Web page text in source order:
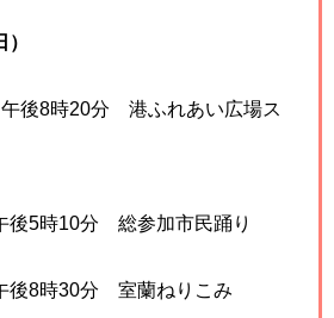
後8時20分 港ふれあい広場ス
後5時10分 総参加市民踊り
後8時30分 室蘭ねりこみ